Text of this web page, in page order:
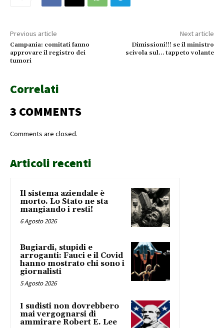
Previous article
Campania: comitati fanno
approvare il registro dei
tumori
Next article
Dimissioni!!! se il ministro
scivola sul… tappeto volante
Correlati
3 COMMENTS
Comments are closed.
Articoli recenti
Il sistema aziendale è
morto. Lo Stato ne sta
mangiando i resti!
6 Agosto 2026
Bugiardi, stupidi e
arroganti: Fauci e il Covid
hanno mostrato chi sono i
giornalisti
5 Agosto 2026
I sudisti non dovrebbero
mai vergognarsi di
ammirare Robert E. Lee